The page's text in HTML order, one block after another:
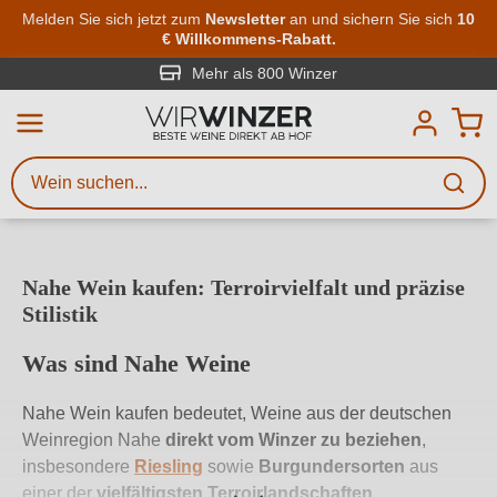
Zum Hauptinhalt springen
Melden Sie sich jetzt zum Newsletteran und sichern Sie sich 10
€ Willkommens-Rabatt.
Mehr als 800 Winzer
Nahe Wein kaufen: Terroirvielfalt und präzise
Stilistik
Was sind Nahe Weine
Nahe Wein kaufen bedeutet, Weine aus der deutschen
Weinregion Nahe direkt vom Winzer zu beziehen,
insbesondere Riesling sowie Burgundersorten aus
einer der vielfältigsten Terroirlandschaften
Weinsuche
Mindestens 3 Zeichen eingeben
Beschreiben Sie, welchen Wein
Sie suchen – ob nach Geschmack,
Kriterien.